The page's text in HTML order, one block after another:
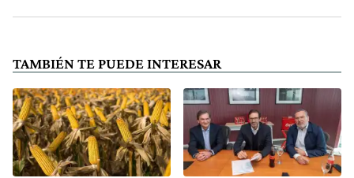
TAMBIÉN TE PUEDE INTERESAR